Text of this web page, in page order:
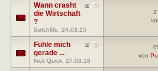
Wann crasht
die Wirtschaft
?
SetchMo , 24.03.15
Fühle mich
gerade ...
Nick Quick , 27.03.18
von